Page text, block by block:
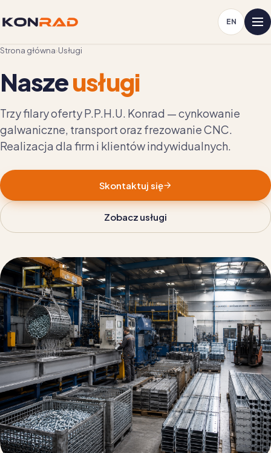
EN
Strona główna›Usługi
Naszeusługi
Trzy filary oferty P.P.H.U. Konrad — cynkowanie
galwaniczne, transport oraz frezowanie CNC.
Realizacja dla firm i klientów indywidualnych.
Skontaktuj się
Zobacz usługi